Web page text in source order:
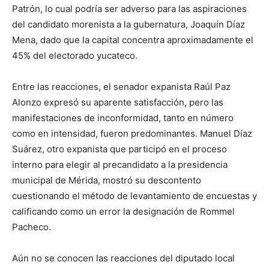
Patrón, lo cual podría ser adverso para las aspiraciones
del candidato morenista a la gubernatura, Joaquín Díaz
Mena, dado que la capital concentra aproximadamente el
45% del electorado yucateco.
Entre las reacciones, el senador expanista Raúl Paz
Alonzo expresó su aparente satisfacción, pero las
manifestaciones de inconformidad, tanto en número
como en intensidad, fueron predominantes. Manuel Díaz
Suárez, otro expanista que participó en el proceso
interno para elegir al precandidato a la presidencia
municipal de Mérida, mostró su descontento
cuestionando el método de levantamiento de encuestas y
calificando como un error la designación de Rommel
Pacheco.
Aún no se conocen las reacciones del diputado local